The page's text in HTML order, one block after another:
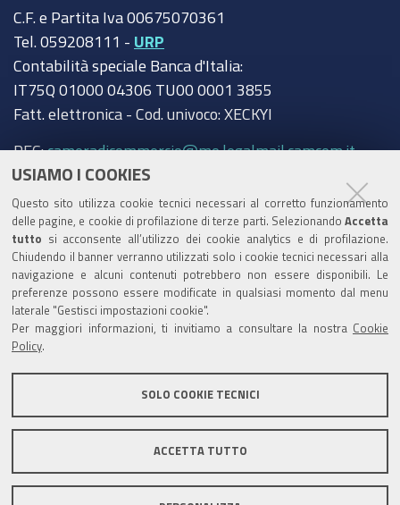
USIAMO I COOKIES
Questo sito utilizza cookie tecnici necessari al corretto funzionamento
delle pagine, e cookie di profilazione di terze parti. Selezionando Accetta
tutto si acconsente all’utilizzo dei cookie analytics e di profilazione.
Chiudendo il banner verranno utilizzati solo i cookie tecnici necessari alla
navigazione e alcuni contenuti potrebbero non essere disponibili. Le
preferenze possono essere modificate in qualsiasi momento dal menu
laterale "Gestisci impostazioni cookie".
Per maggiori informazioni, ti invitiamo a consultare la nostra Cookie
Policy
SOLO COOKIE TECNICI
ACCETTA TUTTO
C.F. e Partita Iva 00675070361
Tel. 059208111 - URP
Contabilità speciale Banca d'Italia:
IT75Q 01000 04306 TU00 0001 3855
Fatt. elettronica - Cod. univoco: XECKYI
PEC:cameradicommercio@mo.legalmail.camcom.it
Amministrazione trasparente
Albo Camerale
Pubblicità Legale
Area riservata Amministratori
Informativa generale
Informative privacy
Accessibilità
Note legali